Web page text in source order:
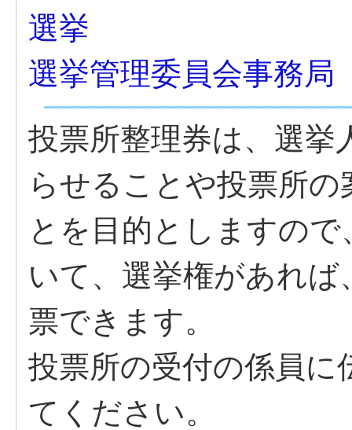
選挙
選挙管理委員会事務局
投票所整理券は、選挙
らせることや投票所
とを目的としますの
いて、選挙権があれ
票できます。
投票所の受付の係員に
てください。